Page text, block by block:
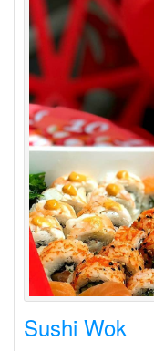
Sushi Wok